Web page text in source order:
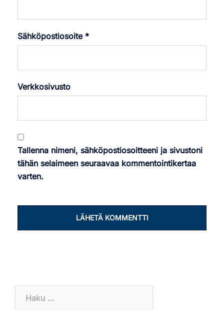
Sähköpostiosoite *
Verkkosivusto
Tallenna nimeni, sähköpostiosoitteeni ja sivustoni
tähän selaimeen seuraavaa kommentointikertaa
varten.